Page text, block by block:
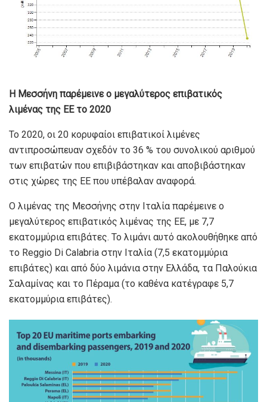
Η Μεσσήνη παρέμεινε ο μεγαλύτερος επιβατικός
λιμένας της ΕΕ το 2020
Το 2020, οι 20 κορυφαίοι επιβατικοί λιμένες
αντιπροσώπευαν σχεδόν το 36 % του συνολικού αριθμού
των επιβατών που επιβιβάστηκαν και αποβιβάστηκαν
στις χώρες της ΕΕ που υπέβαλαν αναφορά.
Ο λιμένας της Μεσσήνης στην Ιταλία παρέμεινε ο
μεγαλύτερος επιβατικός λιμένας της ΕΕ, με 7,7
εκατομμύρια επιβάτες. Το λιμάνι αυτό ακολουθήθηκε από
το Reggio Di Calabria στην Ιταλία (7,5 εκατομμύρια
επιβάτες) και από δύο λιμάνια στην Ελλάδα, τα Παλούκια
Σαλαμίνας και το Πέραμα (το καθένα κατέγραφε 5,7
εκατομμύρια επιβάτες).